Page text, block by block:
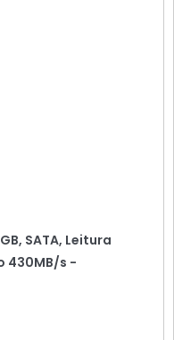
SATA, Leitura
430MB/s -